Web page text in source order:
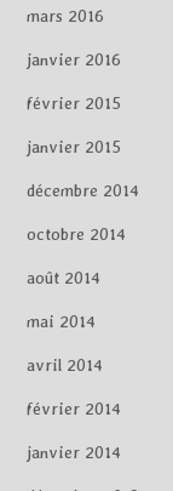
mars 2016
janvier 2016
février 2015
janvier 2015
décembre 2014
octobre 2014
août 2014
mai 2014
avril 2014
février 2014
janvier 2014